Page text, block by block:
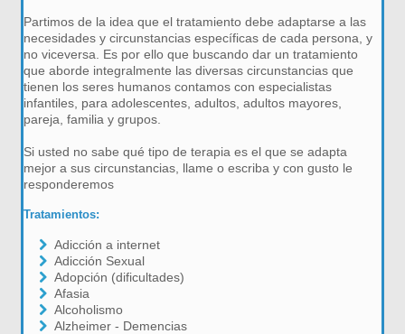
Partimos de la idea que el tratamiento debe adaptarse a las
necesidades y circunstancias específicas de cada persona, y
no viceversa. Es por ello que buscando dar un tratamiento
que aborde integralmente las diversas circunstancias que
tienen los seres humanos contamos con especialistas
infantiles, para adolescentes, adultos, adultos mayores,
pareja, familia y grupos.
Si usted no sabe qué tipo de terapia es el que se adapta
mejor a sus circunstancias, llame o escriba y con gusto le
responderemos
Tratamientos:
Adicción a internet
Adicción Sexual
Adopción (dificultades)
Afasia
Alcoholismo
Alzheimer - Demencias